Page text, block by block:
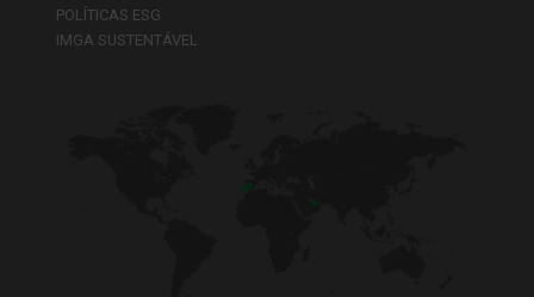
POLÍTICAS ESG
IMGA SUSTENTÁVEL